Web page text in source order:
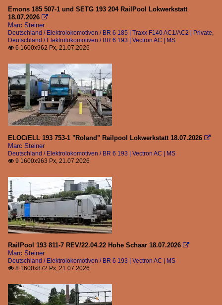
Deutschland
Bahnhöfe (N - Z)
Rheydt Hbf
Diesellokomotiven
BR 1 221 | DB V 200.1
BR 1 247 | Vectron DE
BR 1 271 | G 1000 BB
Diesellokomotiven | klein
BR 0 650 | Vossloh G6
BR 3 202 | DR V 100
BR 3 291 | V 90
Dieseltriebzüge
BR 0 640 | LINT 27
Elektrolokomotiven
BR 6 101 | ADtranz Private
BR 6 111 | Privat
BR 6 140 | E 40 | Private
BR 6 151 | Private
2024
2025
2026
Emons 185 507-1 und SETG 193 204 RailPool Lokwerkstatt
18.07.2026 
Marc Steiner
Deutschland / Elektrolokomotiven / BR 6 185 | Traxx F140 AC1/AC2 | Private,
Deutschland / Elektrolokomotiven / BR 6 193 | Vectron AC | MS
 6 1600x962 Px, 21.07.2026
ELOC/ELL 193 753-1 "Roland" Railpool Lokwerkstatt 18.07.2026 
Marc Steiner
Deutschland / Elektrolokomotiven / BR 6 193 | Vectron AC | MS
 9 1600x963 Px, 21.07.2026
RailPool 193 811-7 REV/22.04.22 Hohe Schaar 18.07.2026 
Marc Steiner
Deutschland / Elektrolokomotiven / BR 6 193 | Vectron AC | MS
 8 1600x872 Px, 21.07.2026